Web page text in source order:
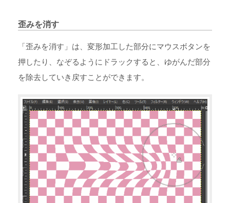
歪みを消す
「歪みを消す」は、変形加工した部分にマウスボタンを
押したり、なぞるようにドラックすると、ゆがんだ部分
を除去していき戻すことができます。